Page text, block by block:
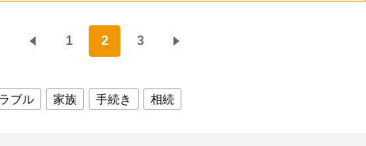
1 2 3
ブル 家族 手続き 相続